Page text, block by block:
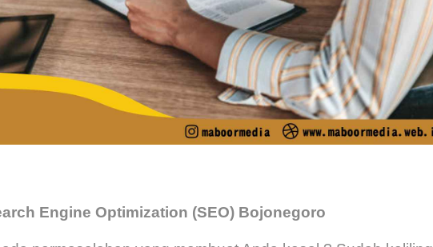
Engine Optimization (SEO) Bojonegoro